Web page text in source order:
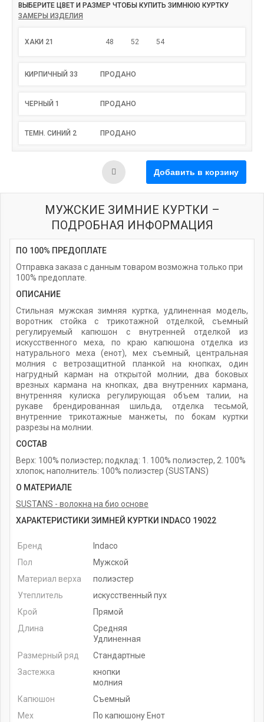
ВЫБЕРИТЕ ЦВЕТ И РАЗМЕР ЧТОБЫ КУПИТЬ ЗИМНЮЮ КУРТКУ
ЗАМЕРЫ ИЗДЕЛИЯ
ХАКИ 21 48 52 54
КИРПИЧНЫЙ 33 ПРОДАНО
ЧЕРНЫЙ 1 ПРОДАНО
ТЕМН. СИНИЙ 2 ПРОДАНО
МУЖСКИЕ ЗИМНИЕ КУРТКИ –
ПОДРОБНАЯ ИНФОРМАЦИЯ
ПО 100% ПРЕДОПЛАТЕ
Отправка заказа с данным товаром возможна только при
100% предоплате.
ОПИСАНИЕ
Стильная мужская зимняя куртка, удлиненная модель,
воротник стойка с трикотажной отделкой, съемный
регулируемый капюшон с внутренней отделкой из
искусственного меха, по краю капюшона отделка из
натурального меха (енот), мех съемный, центральная
молния с ветрозащитной планкой на кнопках, один
нагрудный карман на открытой молнии, два боковых
врезных кармана на кнопках, два внутренних кармана,
внутренняя кулиска регулирующая объем талии, на
рукаве брендированная шильда, отделка тесьмой,
внутренние трикотажные манжеты, по бокам куртки
разрезы на молнии.
СОСТАВ
Верх: 100% полиэстер; подклад: 1. 100% полиэстер, 2. 100%
хлопок; наполнитель: 100% полиэстер (SUSTANS)
О МАТЕРИАЛЕ
SUSTANS - волокна на био основе
ХАРАКТЕРИСТИКИ ЗИМНЕЙ КУРТКИ INDACO 19022
Бренд
Indaco
Пол
Мужской
Материал верха
полиэстер
Утеплитель
искусственный пух
Крой
Прямой
Длина
Средняя
Удлиненная
Размерный ряд
Стандартные
Застежка
кнопки
молния
Капюшон
Съемный
Мех
По капюшону Енот